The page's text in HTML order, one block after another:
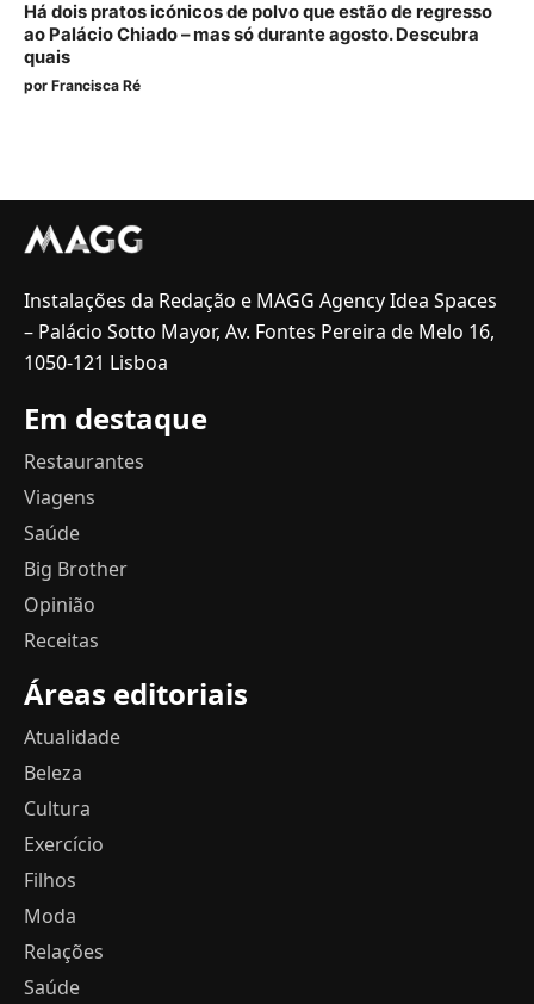
Há dois pratos icónicos de polvo que estão de regresso
ao Palácio Chiado – mas só durante agosto. Descubra
quais
por Francisca Ré
Instalações da Redação e MAGG Agency Idea Spaces
– Palácio Sotto Mayor, Av. Fontes Pereira de Melo 16,
1050-121 Lisboa
Em destaque
Restaurantes
Viagens
Saúde
Big Brother
Opinião
Receitas
Áreas editoriais
Atualidade
Beleza
Cultura
Exercício
Filhos
Moda
Relações
Saúde